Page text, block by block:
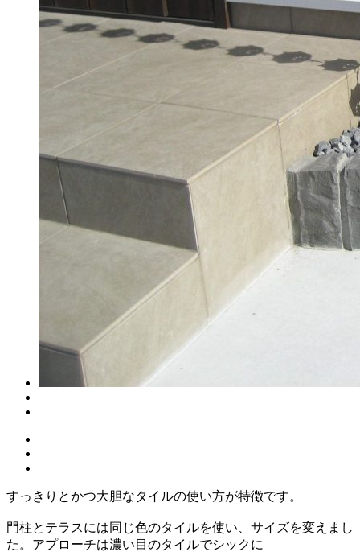
すっきりとかつ大胆なタイルの使い方が特徴です。
門柱とテラスには同じ色のタイルを使い、サイズを変えまし
た。アプローチは濃い目のタイルでシックに